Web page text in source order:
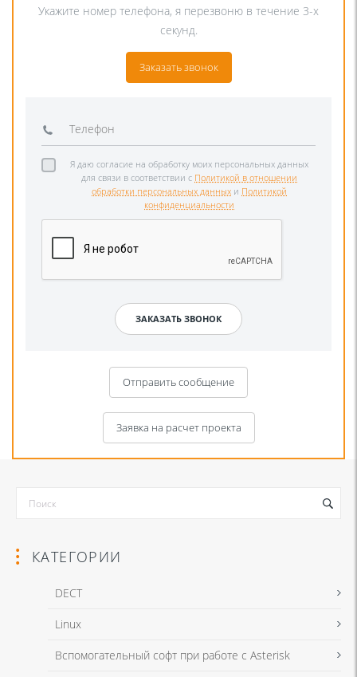
Укажите номер телефона, я перезвоню в течение 3-х
секунд.
Заказать звонок
Я даю согласие на обработку моих персональных данных
для связи в соответствии с Политикой в отношении
обработки персональных данных и Политикой
конфиденциальности
Отправить сообщение
Я даю согласие на обработку моих персональных данных для связи
в соответствии сПолитикой в отношении обработки персональных
Заявка на расчет проекта
КАТЕГОРИИ
DECT
Linux
Вспомогательный софт при работе с Asterisk